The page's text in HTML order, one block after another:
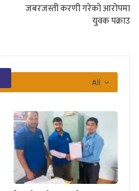
जबरजस्ती करणी गरेको आरोपमा
युवक पक्राउ
All